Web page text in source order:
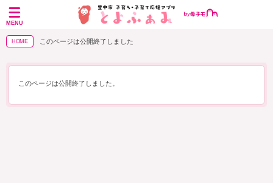
MENU
HOME このページは公開終了しました
このページは公開終了しました。